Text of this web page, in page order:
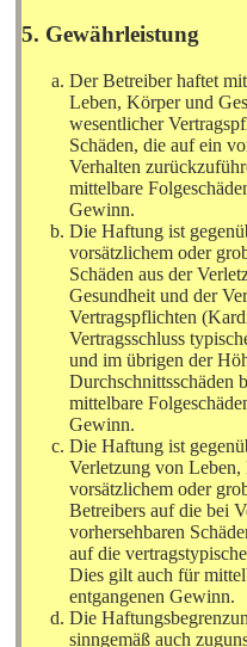
5. Gewährleistung
Der Betreiber haftet
Leben, Körper und
wesentlicher
Schäden, die auf ein
Verhalten
mittelbare
Gewinn.
Die Haftung ist
vorsätzlichem oder
Schäden aus der
Gesundheit und der
Vertragspflichten
Vertragsschluss
und im übrigen der
Durchschnittsschäden
mittelbare
Gewinn.
Die Haftung ist
Verletzung von
vorsätzlichem oder
Betreibers auf die bei
vorhersehbaren
auf die
Dies gilt auch für
entgangenen Gewinn.
Die
sinngemäß auch